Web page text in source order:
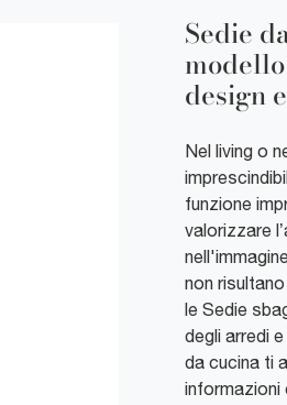
Sedie
design
Nel living o
funzione
valorizzare
non
le Sedie
degli arredi
da cucina ti
informazioni